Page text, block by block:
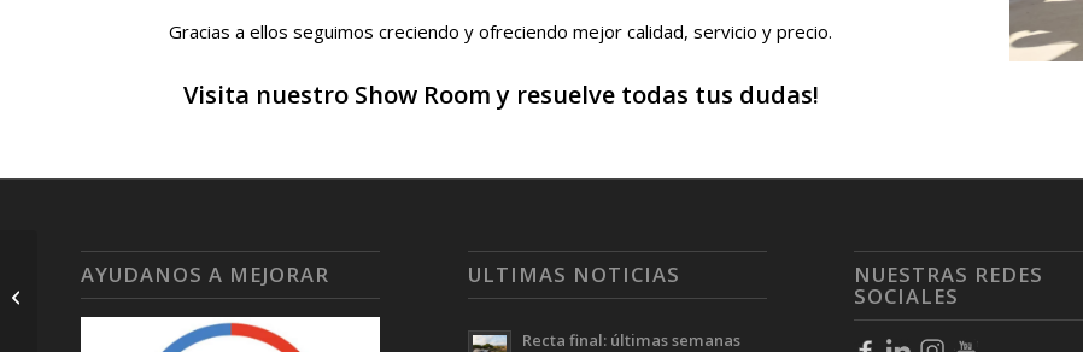
Gracias a ellos seguimos creciendo y ofreciendo mejor calidad, servicio y precio.
Visita nuestro Show Room y resuelve todas tus dudas!
AYUDANOS A MEJORAR ULTIMAS NOTICIAS
Recta final: últimas semanas
NUESTRAS REDES
SOCIALES
Feria de energia y
vivienda sostenible en
Sant vicent dels horts